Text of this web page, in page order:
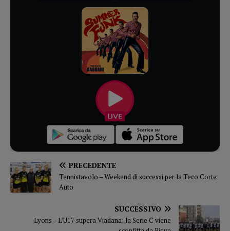
PRECEDENTE
Tennistavolo – Weekend di successi per la Teco Corte
Auto
SUCCESSIVO
Lyons – L’U17 supera Viadana; la Serie C viene